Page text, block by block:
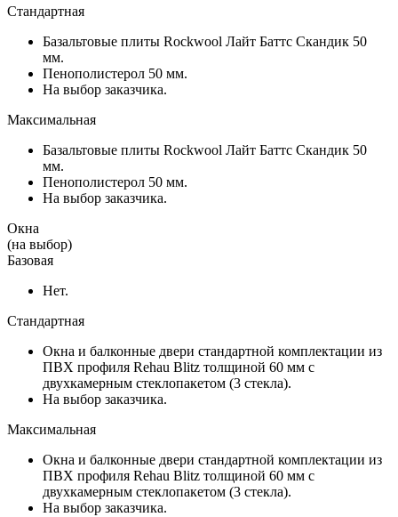
Стандартная
Базальтовые плиты Rockwool Лайт Баттс Скандик 50
мм.
Пенополистерол 50 мм.
На выбор заказчика.
Максимальная
Базальтовые плиты Rockwool Лайт Баттс Скандик 50
мм.
Пенополистерол 50 мм.
На выбор заказчика.
Окна
(на выбор)
Базовая
Нет.
Стандартная
Окна и балконные двери стандартной комплектации из
ПВХ профиля Rehau Blitz толщиной 60 мм с
двухкамерным стеклопакетом (3 стекла).
На выбор заказчика.
Максимальная
Окна и балконные двери стандартной комплектации из
ПВХ профиля Rehau Blitz толщиной 60 мм с
двухкамерным стеклопакетом (3 стекла).
На выбор заказчика.